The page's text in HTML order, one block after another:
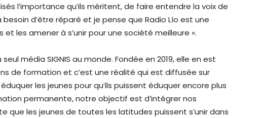
l’importance qu’ils méritent, de faire entendre la voix de
d’être réparé et je pense que Radio Lío est une
et les amener à s’unir pour une société meilleure ».
média SIGNIS au monde. Fondée en 2019, elle en est
de formation et c’est une réalité qui est diffusée sur
les jeunes pour qu’ils puissent éduquer encore plus
permanente, notre objectif est d’intégrer nos
que les jeunes de toutes les latitudes puissent s’unir dans